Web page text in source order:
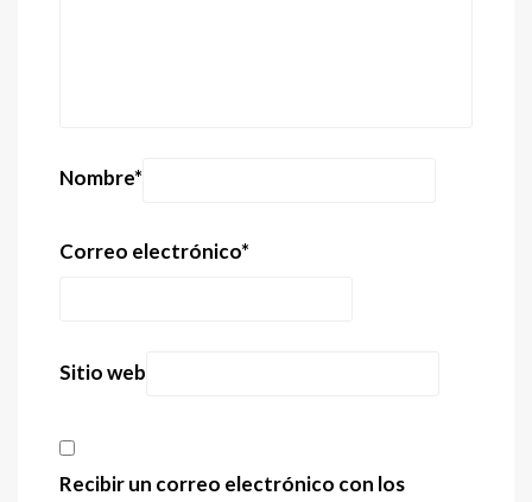
Nombre*
Correo electrónico*
Sitio web
Recibir un correo electrónico con los